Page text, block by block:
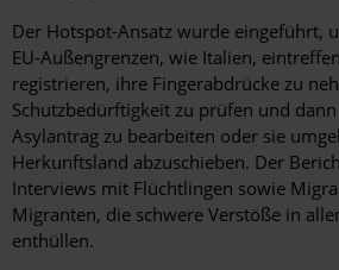
Der Hotspot-Ansatz wurde eingeführt,
EU-Außengrenzen, wie Italien,
registrieren, ihre Fingerabdrücke zu
Schutzbedürftigkeit zu prüfen und
Asylantrag zu bearbeiten oder sie
Herkunftsland abzuschieben. Der
Interviews mit Flüchtlingen sowie
Migranten, die schwere Verstöße in
enthüllen.